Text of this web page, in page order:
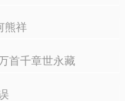
熊祥
首千章世永藏